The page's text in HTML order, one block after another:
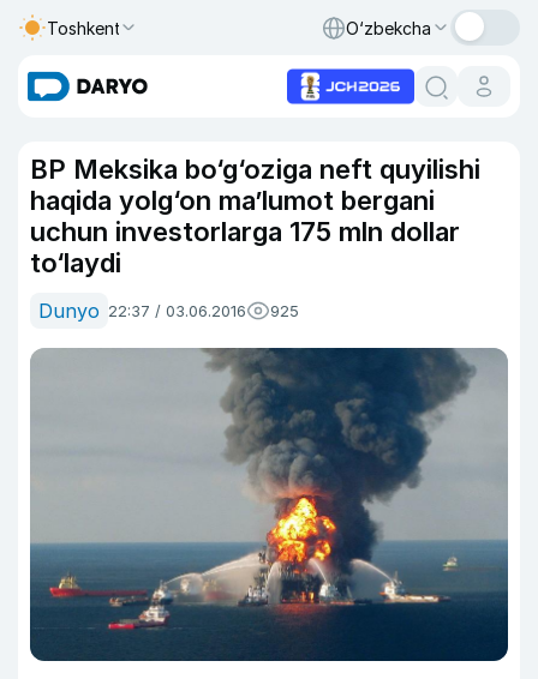
Toshkent O‘zbekcha
BP Meksika bo‘g‘oziga neft quyilishi
haqida yolg‘on ma’lumot bergani
uchun investorlarga 175 mln dollar
to‘laydi
Dunyo 22:37 / 03.06.2016 925